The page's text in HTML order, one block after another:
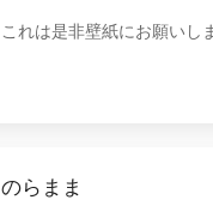
これは是非壁紙にお願いし
のらまま